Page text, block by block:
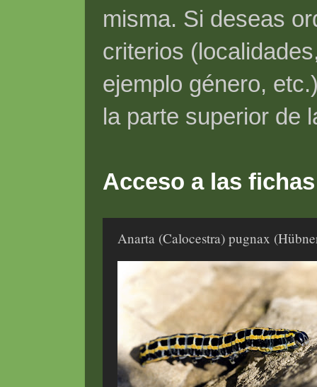
misma. Si deseas
criterios
ejemplo género,
la parte superior de
Acceso a las
Anarta (Calocestra) pugnax